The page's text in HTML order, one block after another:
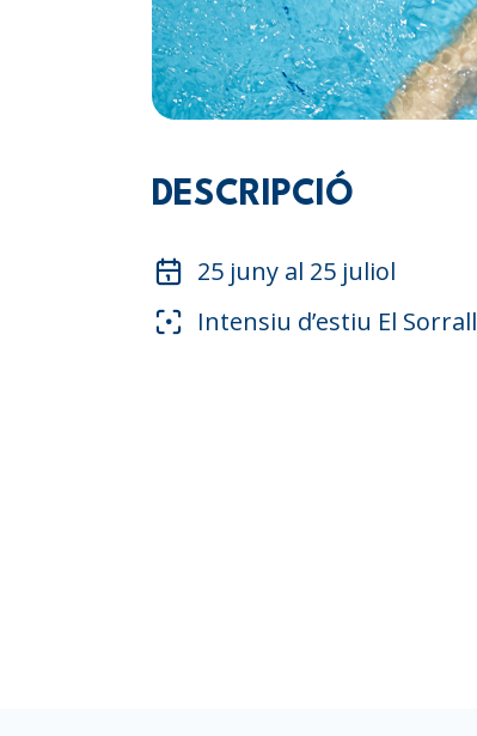
DESCRIPCIÓ
25 juny al 25 juliol
Intensiu d’estiu El Sorrall